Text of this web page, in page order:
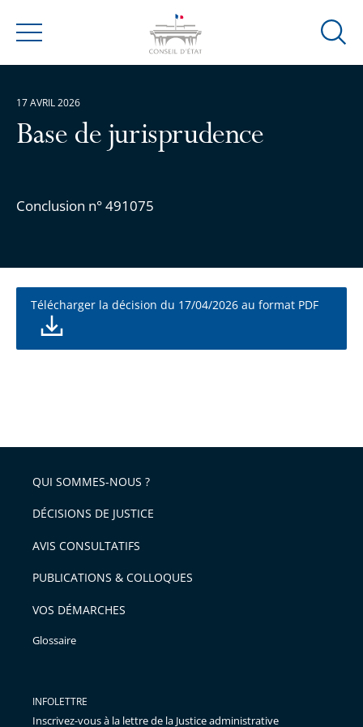
Menu
Ouvrir
Base de jurisprudence
Conclusion n° 491075
17 AVRIL 2026
Télécharger la décision du 17/04/2026 au format PDF
QUI SOMMES-NOUS ?
DÉCISIONS DE JUSTICE
AVIS CONSULTATIFS
PUBLICATIONS & COLLOQUES
VOS DÉMARCHES
Glossaire
INFOLETTRE
Inscrivez-vous à la lettre de la Justice administrative